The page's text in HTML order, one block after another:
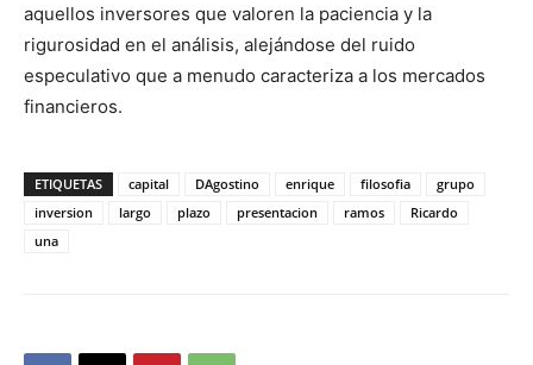
aquellos inversores que valoren la paciencia y la
rigurosidad en el análisis, alejándose del ruido
especulativo que a menudo caracteriza a los mercados
financieros.
ETIQUETAS capital DAgostino enrique filosofia
grupo
inversion
largo plazo presentacion ramos
Ricardo
una